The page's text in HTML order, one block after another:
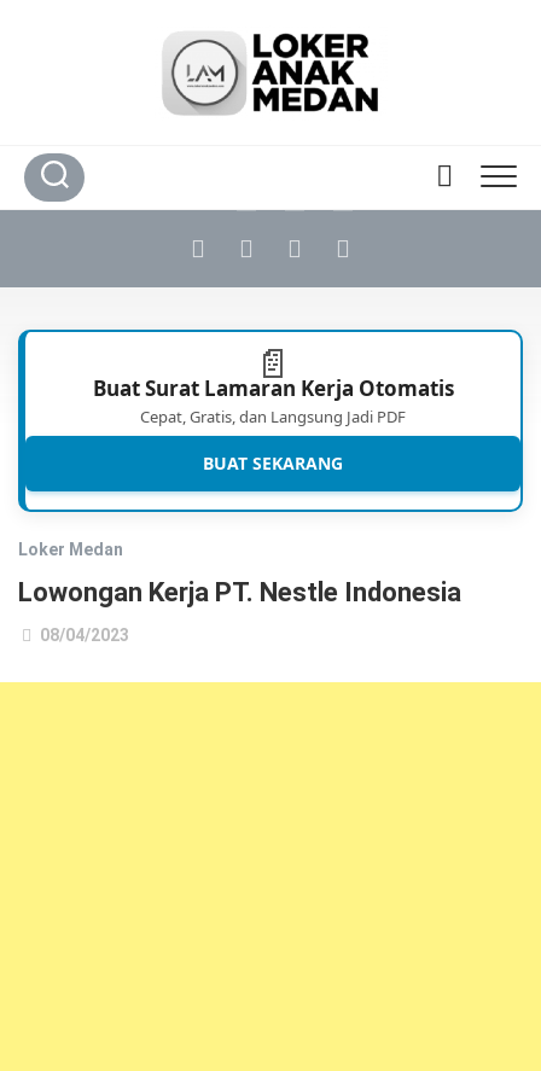
📄
Buat Surat Lamaran Kerja Otomatis
Cepat, Gratis, dan Langsung Jadi PDF
BUAT SEKARANG
Loker Medan
Lowongan Kerja PT. Nestle Indonesia
08/04/2023